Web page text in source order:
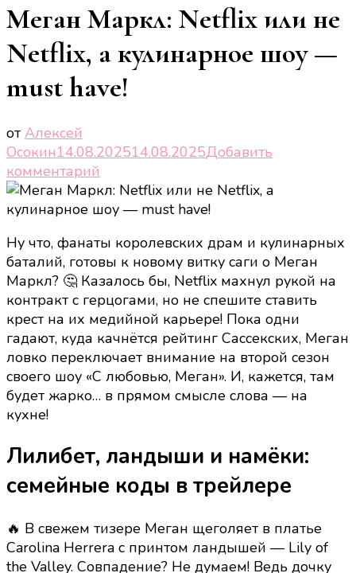
Меган Маркл: Netflix или не
Netflix, а кулинарное шоу —
must have!
от Алексей
Осокин14.08.202514.08.2025Добавить
комментарий
записи
Меган
Netflix
или
не
Netflix,
а
кулинарное
шоу
—
must
Ну что, фанаты королевских драм и кулинарных
баталий, готовы к новому витку саги о Меган
Маркл? 🤔 Казалось бы, Netflix махнул рукой на
контракт с герцогами, но не спешите ставить
крест на их медийной карьере! Пока одни
гадают, куда качнётся рейтинг Сассекских, Меган
ловко переключает внимание на второй сезон
своего шоу «С любовью, Меган». И, кажется, там
будет жарко… в прямом смысле слова — на
кухне!
Лилибет, ландыши и намёки:
семейные коды в трейлере
🔥 В свежем тизере Меган щеголяет в платье
Carolina Herrera с принтом ландышей — Lily of
the Valley. Совпадение? Не думаем! Ведь дочку